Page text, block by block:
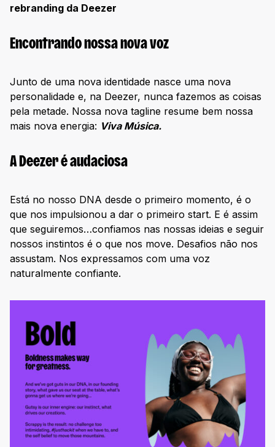
rebranding da Deezer
Encontrando nossa nova voz
Junto de uma nova identidade nasce uma nova
personalidade e, na Deezer, nunca fazemos as coisas
pela metade. Nossa nova tagline resume bem nossa
mais nova energia: Viva Música.
A Deezer é audaciosa
Está no nosso DNA desde o primeiro momento, é o
que nos impulsionou a dar o primeiro start. E é assim
que seguiremos…confiamos nas nossas ideias e seguir
nossos instintos é o que nos move. Desafios não nos
assustam. Nos expressamos com uma voz
naturalmente confiante.